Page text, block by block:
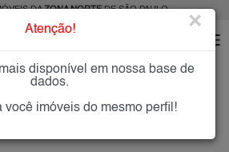
DAZONA NORTEDE SÃO PAULO
TREMEMBÉ
Zona Norte de São Paulo
Atenção! ×
disponível em nossa base de
dados.
você imóveis do mesmo perfil!